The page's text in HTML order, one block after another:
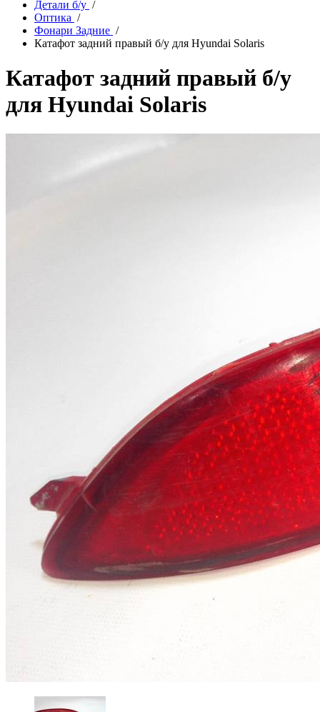
Детали б/у /
Оптика /
Фонари Задние /
Катафот задний правый б/у для Hyundai Solaris
Катафот задний правый б/у
для Hyundai Solaris